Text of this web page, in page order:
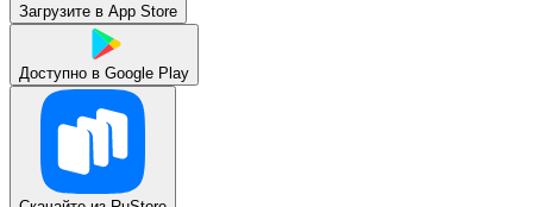
Загрузите в App Store
Доступно в Google Play